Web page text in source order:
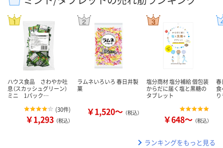
ハウス食品 さわやか吐
息（スカッシュグリーン）
ミニ 1パック…
(30件)
￥1,293 （税込）
ラムネいろいろ 春日井製
菓
￥1,520～ （税込）
塩分商材 塩分補給 個包装
からだに届く塩と黒糖の
タブレット
￥648～ （税込）
春
食
ランキングをもっと見る